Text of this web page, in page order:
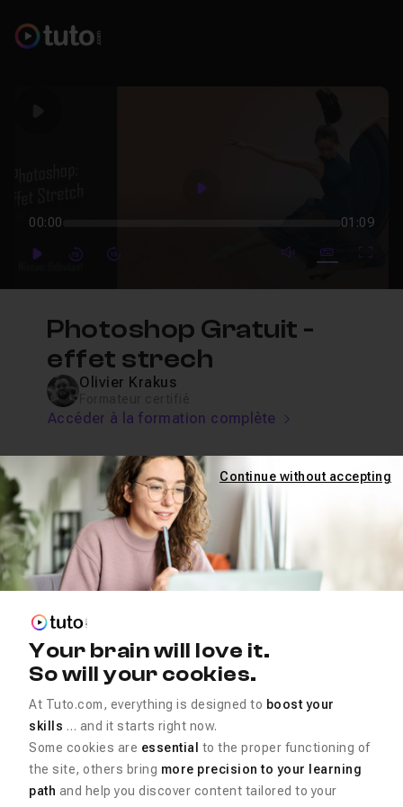
Play
00:00 01:09
PlayForwardForward mute video
Subtitles
Photoshop Gratuit -
effet strech
Olivier Krakus
Accéder à la formation complète